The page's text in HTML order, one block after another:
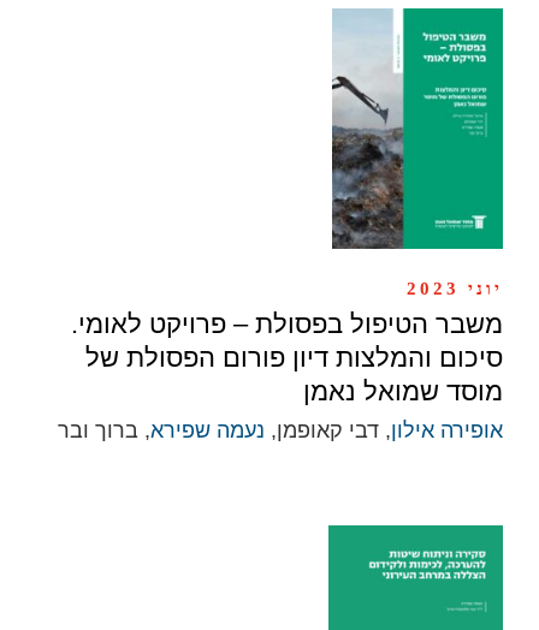
יוני 2023
משבר הטיפול בפסולת – פרויקט לאומי.
סיכום והמלצות דיון פורום הפסולת של
מוסד שמואל נאמן
אופירה אילון, דבי קאופמן, נעמה שפירא, ברוך ובר